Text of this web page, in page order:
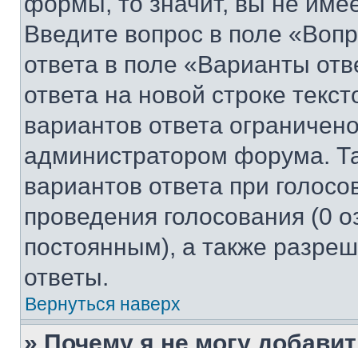
Введите вопрос в поле
ответа в поле «Варианты
ответа на новой строке
вариантов ответа
администратором форума.
вариантов ответа при
проведения голосования (0
постоянным), а также
ответы.
Вернуться наверх